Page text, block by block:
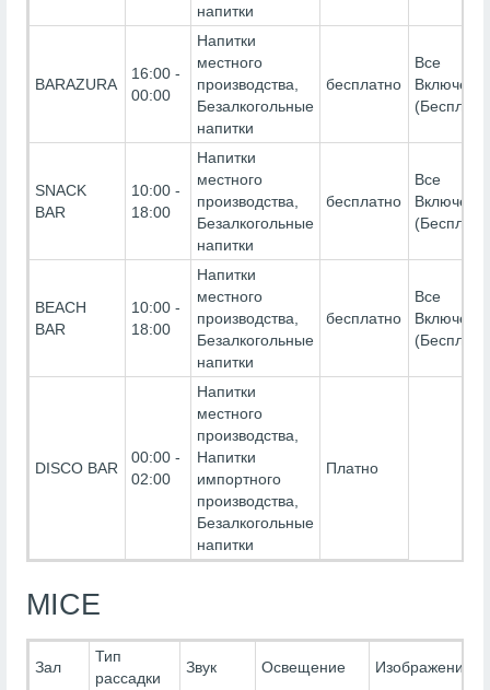
напитки
BARAZURA
16:00 -
00:00
Напитки
местного
производства,
Безалкогольные
напитки
бесплатно
Все
Включено-
SNACK
BAR
10:00 -
18:00
Напитки
местного
производства,
Безалкогольные
напитки
бесплатно
Все
Включено-
BEACH
BAR
10:00 -
18:00
Напитки
местного
производства,
Безалкогольные
напитки
бесплатно
Все
Включено-
DISCO BAR
00:00 -
02:00
Напитки
местного
производства,
Напитки
импортного
производства,
Безалкогольные
напитки
Платно
MICE
Зал
Тип
рассадки
Звук Освещение Изображение